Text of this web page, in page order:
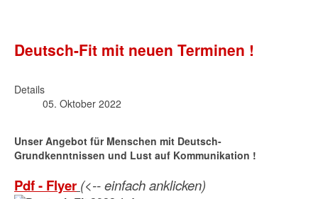
Deutsch-Fit mit neuen Terminen !
Details
05. Oktober 2022
Unser Angebot für Menschen mit Deutsch-
Grundkenntnissen und Lust auf Kommunikation !
Pdf - Flyer (<-- einfach anklicken)